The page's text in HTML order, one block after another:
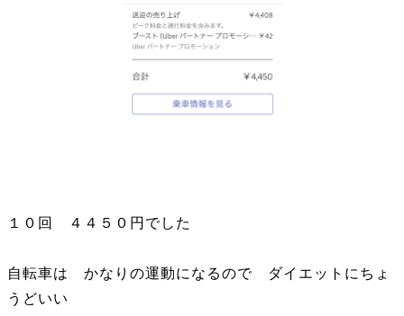
１０回 ４４５０円でした
自転車は かなりの運動になるので ダイエットにちょ
うどいい